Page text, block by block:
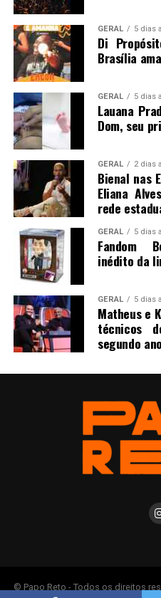
GERAL 5 dias
Di
Brasília
GERAL 5 dias
Lauana
Dom, seu
GERAL 2 dias
Bienal nas
Eliana
rede
GERAL 5 dias
Fandom
inédito da
GERAL 5 dias
Matheus e
técnicos
segundo
© Papo Reto - Todos os direitos